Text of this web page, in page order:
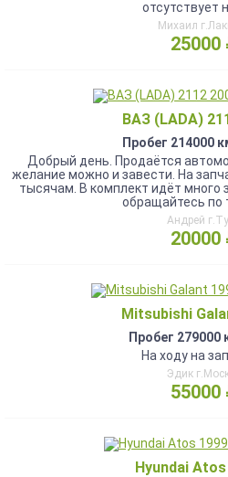
отсутствует
Михаил
25000
ВАЗ (LADA)
Пробег 214000
Добрый день. Продаётся
желание можно и завести. На
тысячам. В комплект идёт много
обращайтесь по
Андрей
20000
Mitsubishi
Пробег 279000
На ходу на
Эдик
55000
Hyundai Atos